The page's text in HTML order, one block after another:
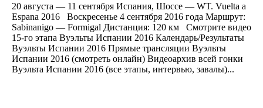
20 августа — 11 сентября Испания, Шоссе — WT. Vuelta a
Espana 2016 Воскресенье 4 сентября 2016 года Маршрут:
Sabinanigo — Formigal Дистанция: 120 км Смотрите видео
15-го этапа Вуэльты Испании 2016 Календарь/Результаты
Вуэльты Испании 2016 Прямые трансляции Вуэльты
Испании 2016 (смотреть онлайн) Видеоархив всей гонки
Вуэльта Испании 2016 (все этапы, интервью, завалы)...